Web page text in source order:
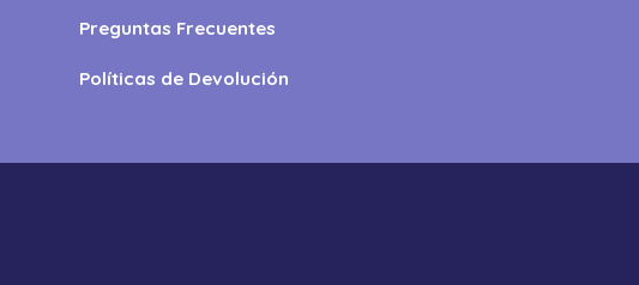
Preguntas Frecuentes
Políticas de Devolución